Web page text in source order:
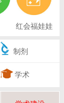
红会福娃娃
制剂
学术